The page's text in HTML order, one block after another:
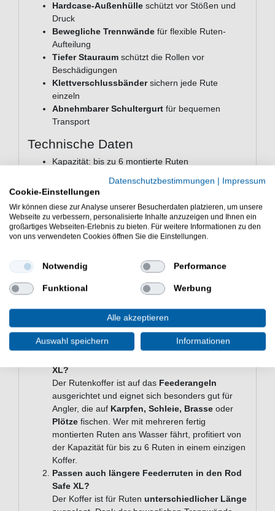
Hardcase-Außenhülle schützt vor Stößen und
Druck
Bewegliche Trennwände für flexible Ruten-
Aufteilung
Tiefer Stauraum schützt die Rollen vor
Beschädigungen
Klettverschlussbändersichern jede Rute
einzeln
Abnehmbarer Schultergurt für bequemen
Transport
Technische Daten
Kapazität: bis zu 6 montierte Ruten
Gewicht: 7,285kg
Trennwände: beweglich, individuell positionierbar
Verschlüsse: robuste Reißverschlüsse +
Klettverschlussbänder
Außenhülle: Hardcase
Tragegurt nutzbar
Material: 100% Acrylnitril-Butadien-Styrol (ABS)
Häufige Fragen zum Preston
Hardcase Rod Safe XL
Für welche Zielfische und Angelmethoden
XL?
Der Rutenkoffer ist auf das Feederangeln
ausgerichtet und eignet sich besonders gut für
Angler, die auf Karpfen, Schleie, Brasse oder
Plötze fischen. Wer mit mehreren fertig
montierten Ruten ans Wasser fährt, profitiert von
der Kapazität für bis zu 6 Ruten in einem einzigen
Koffer.
Passen auch längere Feederruten in den Rod
Safe XL?
Der Koffer ist für Ruten unterschiedlicher Länge
Datenschutzbestimmungen | Impressum
Cookie-Einstellungen
Wir können diese zur Analyse unserer Besucherdaten platzieren, um unsere
Webseite zu verbessern, personalisierte Inhalte anzuzeigen und Ihnen ein
großartiges Webseiten-Erlebnis zu bieten. Für weitere Informationen zu den
von uns verwendeten Cookies öffnen Sie die Einstellungen.
Notwendig Performance
Funktional Werbung
Alle akzeptieren
Auswahl speichern Informationen